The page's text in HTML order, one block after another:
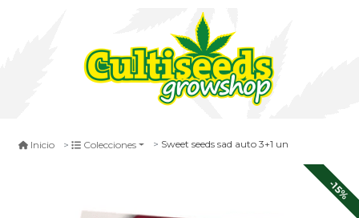
Inicio Colecciones Sweet seeds sad auto 3+1 un
-15%